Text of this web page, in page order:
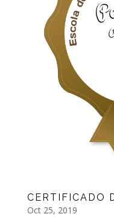
CERTIFICADO
Oct 25, 2019